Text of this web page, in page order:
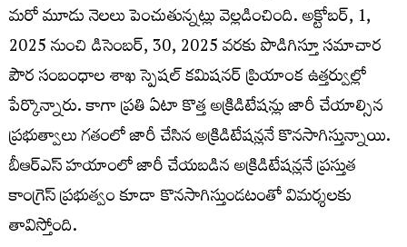
మరో మూడు నెలలు పెంచుతున్నట్లు వెల్లడించింది. అక్టోబర్, 1,
2025 నుంచి డిసెంబర్, 30, 2025 వరకు పొడిగిస్తూ సమాచార
పౌర సంబంధాల శాఖ స్పెషల్ కమిషనర్ ప్రియాంక ఉత్తర్వుల్లో
పేర్కొన్నారు. కాగా ప్రతి ఏటా కొత్త అక్రిడిటేషన్లు జారీ చేయాల్సిన
ప్రభుత్వాలు గతంలో జారీ చేసిన అక్రిడిటేషన్లనే కొనసాగిస్తున్నాయి.
బీఆర్ఎస్ హయాంలో జారీ చేయబడిన అక్రిడిటేషన్లనే ప్రస్తుత
కాంగ్రెస్ ప్రభుత్వం కూడా కొనసాగిస్తుండటంతో విమర్శలకు
తావిస్తోంది.